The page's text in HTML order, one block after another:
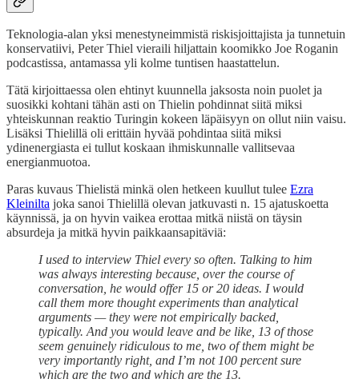
Teknologia-alan yksi menestyneimmistä riskisjoittajista ja tunnetuin
konservatiivi, Peter Thiel vieraili hiljattain koomikko Joe Roganin
podcastissa, antamassa yli kolme tuntisen haastattelun.
Tätä kirjoittaessa olen ehtinyt kuunnella jaksosta noin puolet ja
suosikki kohtani tähän asti on Thielin pohdinnat siitä miksi
yhteiskunnan reaktio Turingin kokeen läpäisyyn on ollut niin vaisu.
Lisäksi Thielillä oli erittäin hyvää pohdintaa siitä miksi
ydinenergiasta ei tullut koskaan ihmiskunnalle vallitsevaa
energianmuotoa.
Paras kuvaus Thielistä minkä olen hetkeen kuullut tulee Ezra
Kleinilta joka sanoi Thielillä olevan jatkuvasti n. 15 ajatuskoetta
käynnissä, ja on hyvin vaikea erottaa mitkä niistä on täysin
absurdeja ja mitkä hyvin paikkaansapitäviä:
I used to interview Thiel every so often. Talking to him
was always interesting because, over the course of
conversation, he would offer 15 or 20 ideas. I would
call them more thought experiments than analytical
arguments — they were not empirically backed,
typically. And you would leave and be like, 13 of those
seem genuinely ridiculous to me, two of them might be
very importantly right, and I’m not 100 percent sure
which are the two and which are the 13.